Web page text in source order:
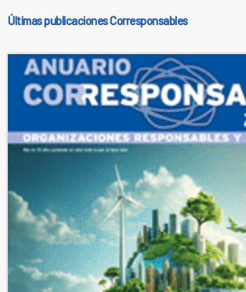
Últimas publicaciones Corresponsables